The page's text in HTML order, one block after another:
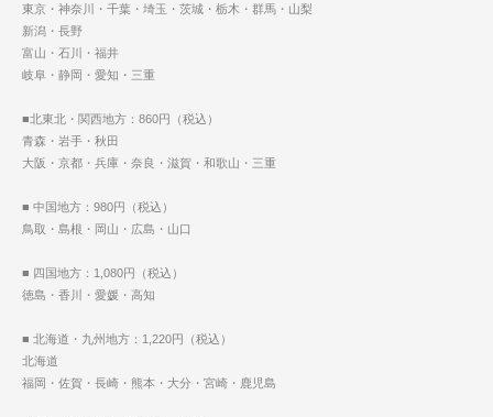
東京・神奈川・千葉・埼玉・茨城・栃木・群馬・山梨
新潟・長野
富山・石川・福井
岐阜・静岡・愛知・三重
■北東北・関西地方：860円（税込）
青森・岩手・秋田
大阪・京都・兵庫・奈良・滋賀・和歌山・三重
■ 中国地方：980円（税込）
鳥取・島根・岡山・広島・山口
■ 四国地方：1,080円（税込）
徳島・香川・愛媛・高知
■ 北海道・九州地方：1,220円（税込）
北海道
福岡・佐賀・長崎・熊本・大分・宮崎・鹿児島